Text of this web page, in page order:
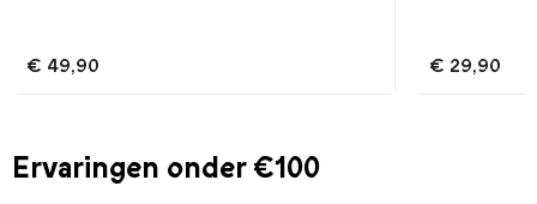
€ 49,90 € 29,90
Ervaringen onder €100